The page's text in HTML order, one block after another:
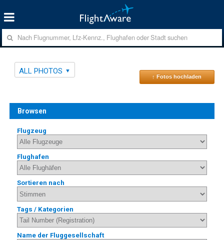
ALL PHOTOS
↑ Fotos hochladen
Browsen
Flugzeug
Flughafen
Sortieren nach
Tags / Kategorien
Name der Fluggesellschaft